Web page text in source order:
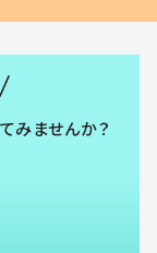
みませんか？